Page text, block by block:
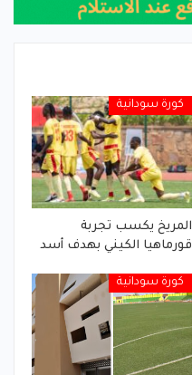
كورة سودانية
المريخ يكسب تجربة
قورماهيا الكيني بهدف أسد
كورة سودانية